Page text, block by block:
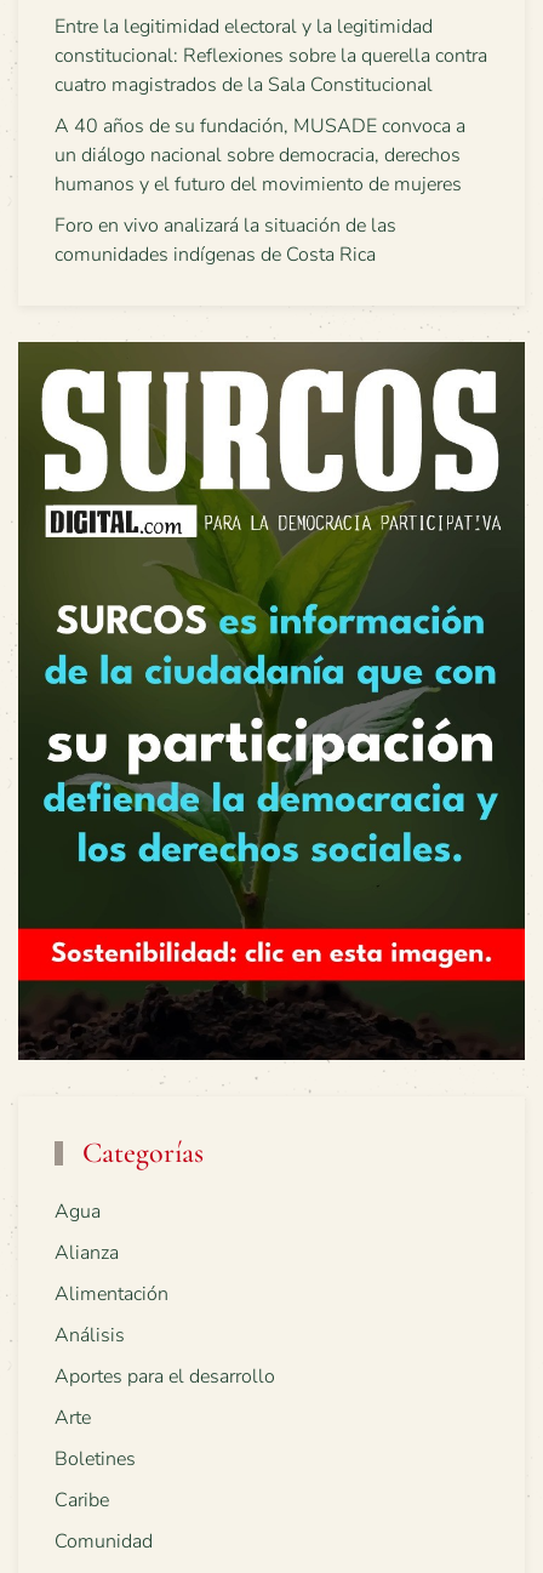
Entre la legitimidad electoral y la legitimidad
constitucional: Reflexiones sobre la querella contra
cuatro magistrados de la Sala Constitucional
A 40 años de su fundación, MUSADE convoca a
un diálogo nacional sobre democracia, derechos
humanos y el futuro del movimiento de mujeres
Foro en vivo analizará la situación de las
comunidades indígenas de Costa Rica
Categorías
Agua
Alianza
Alimentación
Análisis
Aportes para el desarrollo
Arte
Boletines
Caribe
Comunidad